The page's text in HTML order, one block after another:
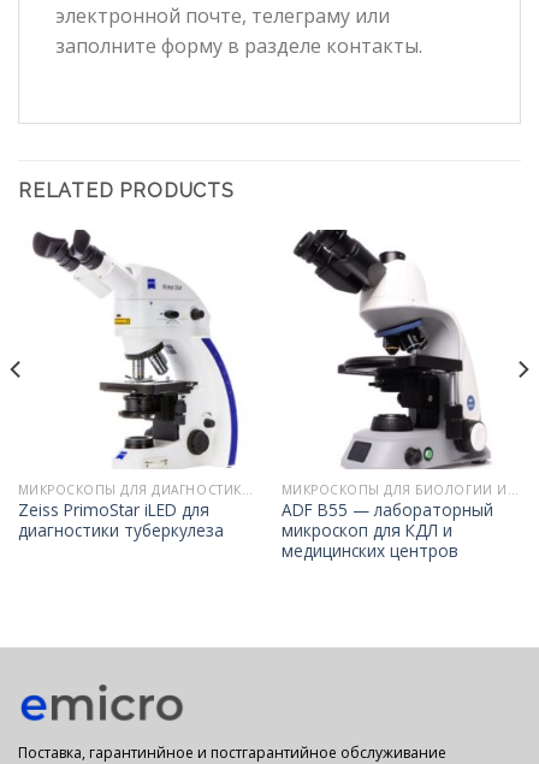
электронной почте, телеграму или
заполните форму в разделе контакты.
RELATED PRODUCTS
Zeiss PrimoStar iLED для
диагностики туберкулеза
ADF B55 — лабораторный
микроскоп для КДЛ и
медицинских центров
Поставка, гарантинйное и постгарантийное обслуживание